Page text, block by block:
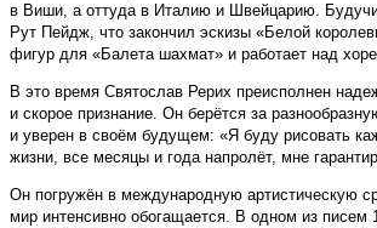
в Виши, а оттуда в Италию и Швейцарию.
Рут Пейдж, что закончил эскизы «Белой
фигур для «Балета шахмат» и работает над
В это время Святослав Рерих преисполнен
и скорое признание. Он берётся за
и уверен в своём будущем: «Я буду рисовать
жизни, все месяцы и года напролёт, мне
Он погружён в международную артистическую
мир интенсивно обогащается. В одном из писем